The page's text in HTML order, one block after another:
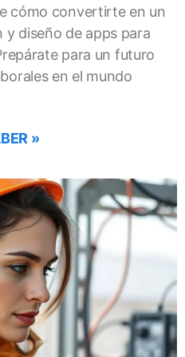
cómo convertirte en un
diseño de apps para
para un futuro
en el mundo
»